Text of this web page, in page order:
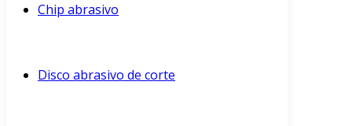
Chip abrasivo
Disco abrasivo de corte